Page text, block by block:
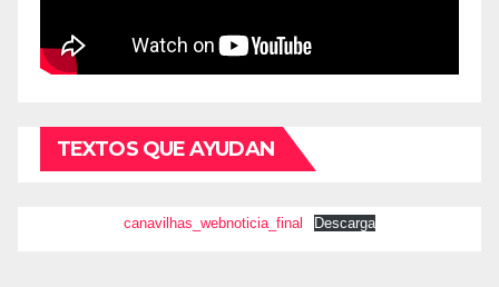
TEXTOS QUE AYUDAN
canavilhas_webnoticia_final Descarga